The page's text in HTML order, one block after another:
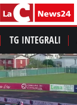
TG INTEGRALI